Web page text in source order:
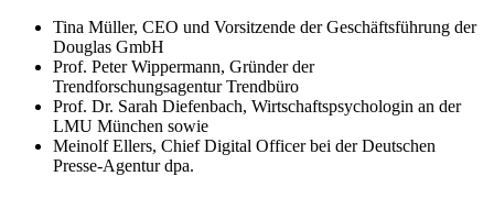
Tina Müller, CEO und Vorsitzende der Geschäftsführung der
Douglas GmbH
Prof. Peter Wippermann, Gründer der
Trendforschungsagentur Trendbüro
Prof. Dr. Sarah Diefenbach, Wirtschaftspsychologin an der
LMU München sowie
Meinolf Ellers, Chief Digital Officer bei der Deutschen
Presse-Agentur dpa.